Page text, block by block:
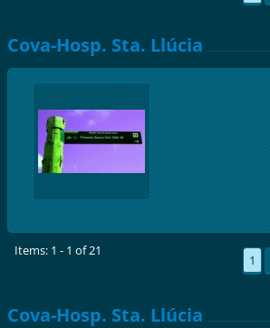
Cova-Hosp. Sta. Llúcia
Items: 1 - 1 of 21
1
Cova-Hosp. Sta. Llúcia